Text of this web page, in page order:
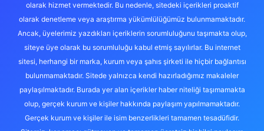
olarak hizmet vermektedir. Bu nedenle, sitedeki içerikleri proaktif
olarak denetleme veya araştırma yükümlülüğümüz bulunmamaktadır.
Ancak, üyelerimiz yazdıkları içeriklerin sorumluluğunu taşımakta olup,
siteye üye olarak bu sorumluluğu kabul etmiş sayılırlar. Bu internet
sitesi, herhangi bir marka, kurum veya şahıs şirketi ile hiçbir bağlantısı
bulunmamaktadır. Sitede yalnızca kendi hazırladığımız makaleler
paylaşılmaktadır. Burada yer alan içerikler haber niteliği taşımamakta
olup, gerçek kurum ve kişiler hakkında paylaşım yapılmamaktadır.
Gerçek kurum ve kişiler ile isim benzerlikleri tamamen tesadüfidir.